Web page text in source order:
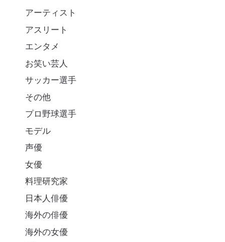
アーティスト
アスリート
エンタメ
お笑い芸人
サッカー選手
その他
プロ野球選手
モデル
声優
女優
料理研究家
日本人俳優
海外の俳優
海外の女優